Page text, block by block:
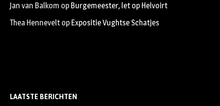
Jan van Balkom op Burgemeester, let op Helvoirt
Thea Hennevelt op Expositie Vughtse Schatjes
LAATSTE BERICHTEN